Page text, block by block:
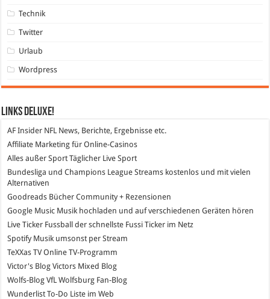
Technik
Twitter
Urlaub
Wordpress
Links DeLuXe!
AF Insider NFL News, Berichte, Ergebnisse etc.
Affiliate Marketing für Online-Casinos
Alles außer SportTäglicher Live Sport
Bundesliga und Champions League Streams kostenlos und mit vielen
Alternativen
Goodreads Bücher Community + Rezensionen
Google Music Musik hochladen und auf verschiedenen Geräten hören
Live Ticker Fussball
der schnellste Fussi Ticker im Netz
SpotifyMusik umsonst per Stream
TeXXas TVOnline TV-Programm
Victor's Blog Victors Mixed Blog
Wolfs-Blog VfL Wolfsburg Fan-Blog
WunderlistTo-Do Liste im Web